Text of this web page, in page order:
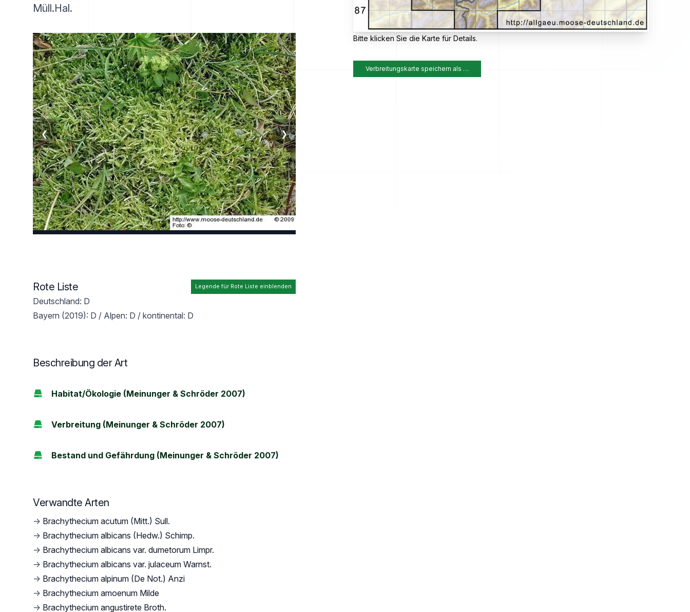
Müll.Hal.
❮ ❯
Bitte klicken Sie die Karte für Details.
Verbreitungskarte speichern als …
Legende für Rote Liste einblenden
Rote Liste
Deutschland: D
Bayern (2019): D / Alpen: D / kontinental: D
Beschreibung der Art
Habitat/Ökologie (Meinunger & Schröder 2007)
Verbreitung (Meinunger & Schröder 2007)
Bestand und Gefährdung (Meinunger & Schröder 2007)
Verwandte Arten
→ Brachythecium acutum (Mitt.) Sull.
→ Brachythecium albicans (Hedw.) Schimp.
→ Brachythecium albicans var. dumetorum Limpr.
→ Brachythecium albicans var. julaceum Warnst.
→ Brachythecium alpinum (De Not.) Anzi
→ Brachythecium amoenum Milde
→ Brachythecium angustirete Broth.